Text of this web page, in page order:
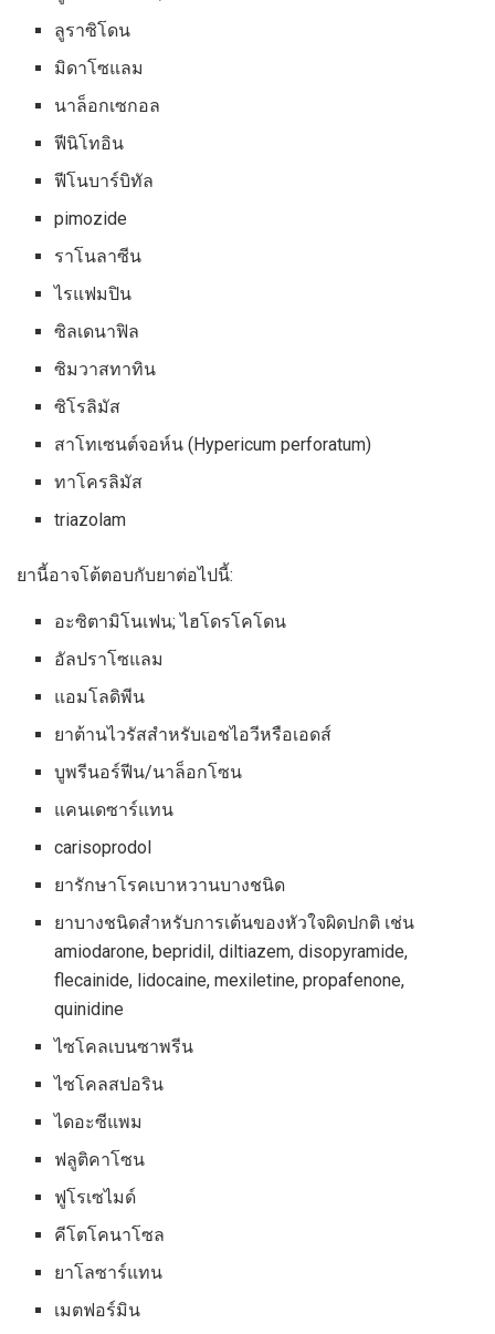
ลูราซิโดน
มิดาโซแลม
นาล็อกเซกอล
ฟีนิโทอิน
ฟีโนบาร์บิทัล
pimozide
ราโนลาซีน
ไรแฟมปิน
ซิลเดนาฟิล
ซิมวาสทาทิน
ซิโรลิมัส
สาโทเซนต์จอห์น (Hypericum perforatum)
ทาโครลิมัส
triazolam
ยานี้อาจโต้ตอบกับยาต่อไปนี้:
อะซิตามิโนเฟน; ไฮโดรโคโดน
อัลปราโซแลม
แอมโลดิพีน
ยาต้านไวรัสสำหรับเอชไอวีหรือเอดส์
บูพรีนอร์ฟีน/นาล็อกโซน
แคนเดซาร์แทน
carisoprodol
ยารักษาโรคเบาหวานบางชนิด
ยาบางชนิดสำหรับการเต้นของหัวใจผิดปกติ เช่น
amiodarone, bepridil, diltiazem, disopyramide,
flecainide, lidocaine, mexiletine, propafenone,
quinidine
ไซโคลเบนซาพรีน
ไซโคลสปอริน
ไดอะซีแพม
ฟลูติคาโซน
ฟูโรเซไมด์
คีโตโคนาโซล
ยาโลซาร์แทน
เมตฟอร์มิน